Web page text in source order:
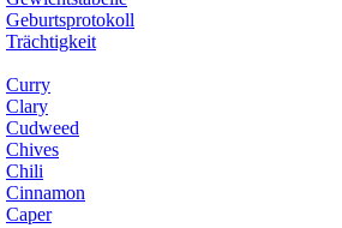
Geburtsprotokoll
Trächtigkeit
Curry
Clary
Cudweed
Chives
Chili
Cinnamon
Caper